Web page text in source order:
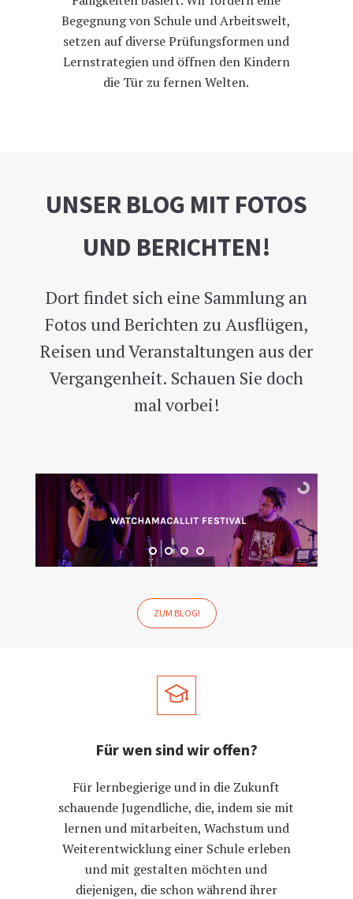
Begegnung von Schule und Arbeitswelt,
setzen auf diverse Prüfungsformen und
Lernstrategien und öffnen den Kindern
die Tür zu fernen Welten.
UNSER BLOG MIT FOTOS
UND BERICHTEN!
Dort findet sich eine Sammlung an
Fotos und Berichten zu Ausflügen,
Reisen und Veranstaltungen aus der
Vergangenheit. Schauen Sie doch
mal vorbei!
ZUM BLOG!
Für wen sind wir offen?
Für lernbegierige und in die Zukunft
schauende Jugendliche, die, indem sie mit
lernen und mitarbeiten, Wachstum und
Weiterentwicklung einer Schule erleben
und mit gestalten möchten und
diejenigen, die schon während ihrer